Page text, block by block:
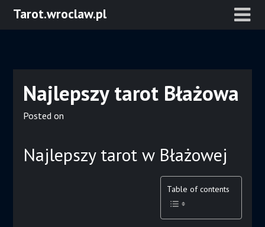
SkipTarot.wroclaw.pl
Najlepszy tarot Błażowa
Posted on
Najlepszy tarot w Błażowej
Table of contents